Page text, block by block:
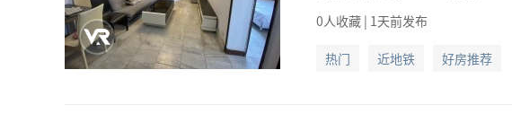
0人收藏 | 1天前发布
热门 近地铁 好房推荐